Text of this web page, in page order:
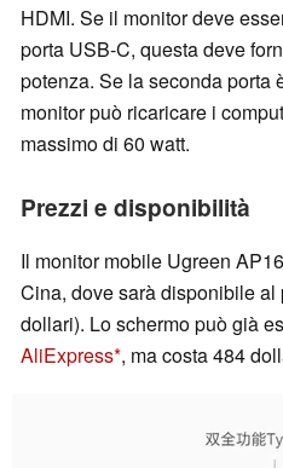
HDMI. Se il monitor deve
porta USB-C, questa deve
potenza. Se la seconda porta
monitor può ricaricare i
massimo di 60 watt.
Prezzi e disponibilità
Il monitor mobile Ugreen
Cina, dove sarà disponibile
dollari). Lo schermo può già
AliExpress , ma costa 484